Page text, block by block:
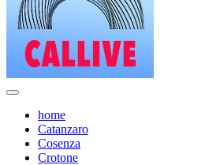
home
Catanzaro
Cosenza
Crotone